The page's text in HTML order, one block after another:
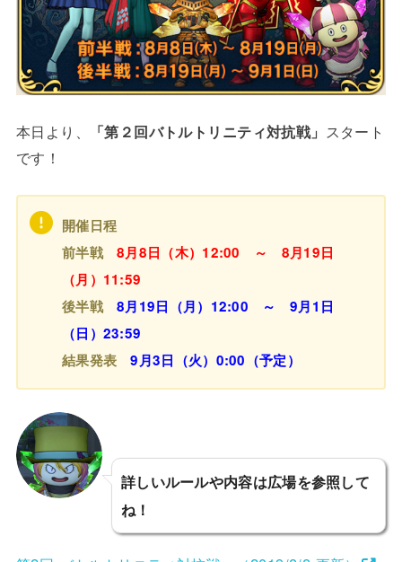
本日より、 「第２回バトルトリニティ対抗戦」 スタート
です！
開催日程
前半戦8月8日（木）12:00 ～ 8月19日
（月）11:59
後半戦8月19日（月）12:00 ～ 9月1日
（日）23:59
結果発表9月3日（火）0:00（予定）
詳しいルールや内容は広場を参照して
ね！